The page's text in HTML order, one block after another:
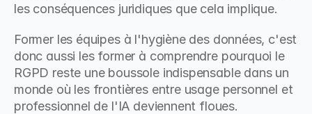
les conséquences juridiques que cela implique.
Former les équipes à l'hygiène des données, c'est
donc aussi les former à comprendre pourquoi le
RGPD reste une boussole indispensable dans un
monde où les frontières entre usage personnel et
professionnel de l'IA deviennent floues.